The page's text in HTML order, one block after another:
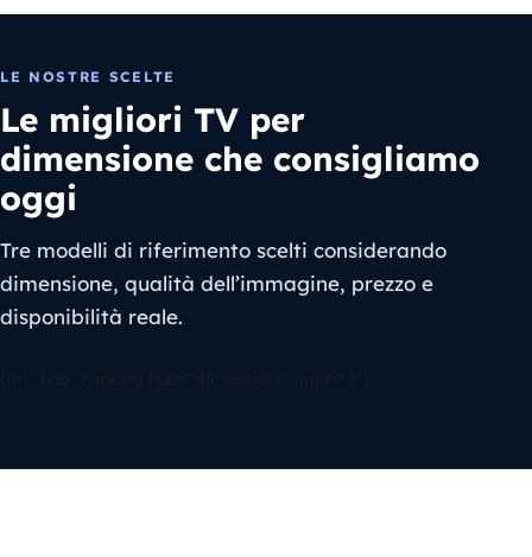
LE NOSTRE SCELTE
Le migliori TV per
dimensione che consigliamo
oggi
Tre modelli di riferimento scelti considerando
dimensione, qualità dell’immagine, prezzo e
disponibilità reale.